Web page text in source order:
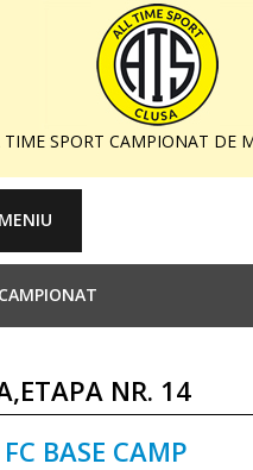
TIME SPORT CAMPIONAT DE
Toggle
MENIU
CAMPIONAT
NR. 14
FC BASE CAMP